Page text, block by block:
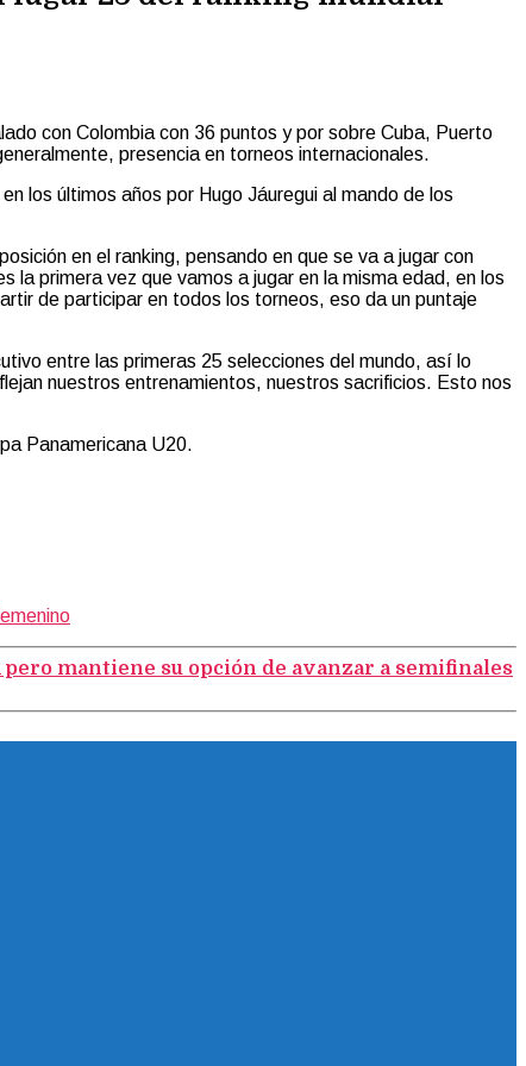
con Colombia con 36 puntos y por sobre Cuba, Puerto
presencia en torneos internacionales.
los últimos años por Hugo Jáuregui al mando de los
en el ranking, pensando en que se va a jugar con
la primera vez que vamos a jugar en la misma edad, en los
de participar en todos los torneos, eso da un puntaje
entre las primeras 25 selecciones del mundo, así lo
nuestros entrenamientos, nuestros sacrificios. Esto nos
Panamericana U20.
mantiene su opción de avanzar a semifinales